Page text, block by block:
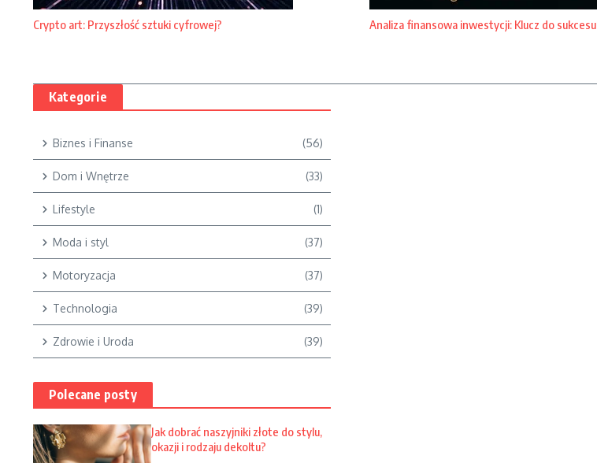
Crypto art: Przyszłość sztuki cyfrowej? Analiza finansowa inwestycji: Klucz do sukcesu
Kategorie
Biznes i Finanse (56)
Dom i Wnętrze (33)
Lifestyle (1)
Moda i styl (37)
Motoryzacja (37)
Technologia (39)
Zdrowie i Uroda (39)
Polecane posty
Jak dobrać naszyjniki złote do stylu,
okazji i rodzaju dekoltu?